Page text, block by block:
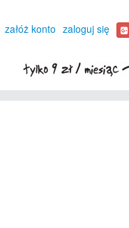
załóż konto zaloguj się